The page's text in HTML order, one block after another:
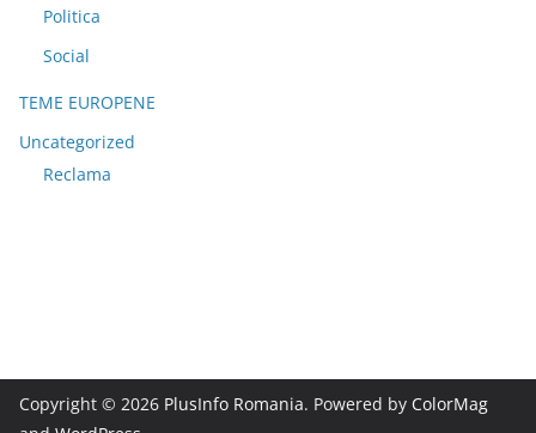
Politica
Social
TEME EUROPENE
Uncategorized
Reclama
Copyright © 2026 PlusInfo Romania. Powered by ColorMag